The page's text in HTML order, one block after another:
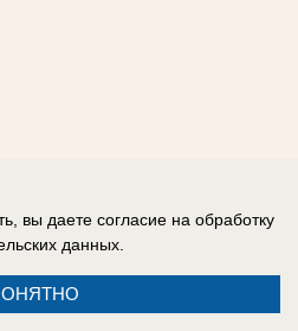
вы даете согласие на обработку
данных.